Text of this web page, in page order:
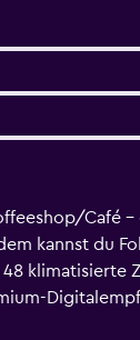
Café
kannst du
48
folgt